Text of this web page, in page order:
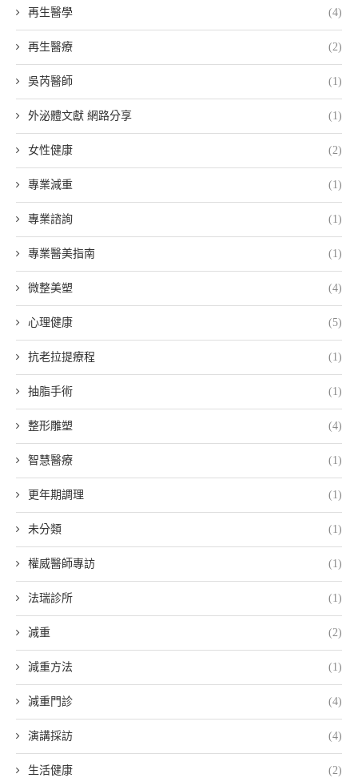
再生醫學 (4)
再生醫療 (2)
吳芮醫師 (1)
外泌體文獻 網路分享 (1)
女性健康 (2)
專業減重 (1)
專業諮詢 (1)
專業醫美指南 (1)
微整美塑 (4)
心理健康 (5)
抗老拉提療程 (1)
抽脂手術 (1)
整形雕塑 (4)
智慧醫療 (1)
更年期調理 (1)
未分類 (1)
權威醫師專訪 (1)
法瑞診所 (1)
減重 (2)
減重方法 (1)
減重門診 (4)
演講採訪 (4)
生活健康 (2)